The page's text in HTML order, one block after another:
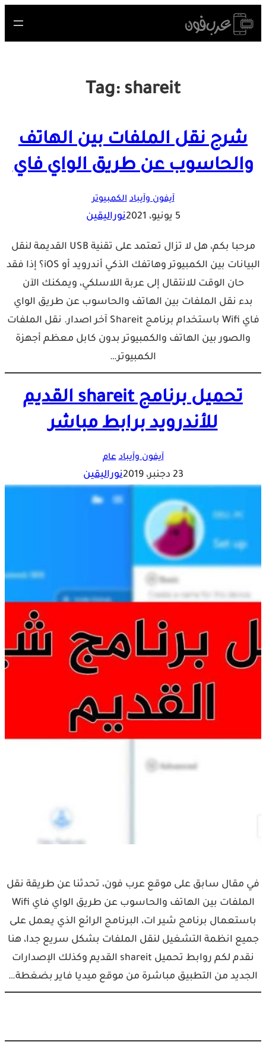
Skip
to
Tag: shareit
شرح نقل الملفات بين الهاتف
والحاسوب عن طريق الواي فاي
آيفون وآيباد الكمبيوتر
5 يونيو، 2021 نوراليقين
مرحبا بكم، هل لا تزال تعتمد على تقنية USB القديمة لنقل
البيانات بين الكمبيوتر وهاتفك الذكي أندرويد أو iOS؟ إذا فقد
حان الوقت للانتقال إلى عربة اللاسلكي، ويمكنك الآن
بدء نقل الملفات بين الهاتف والحاسوب عن طريق الواي
فاي Wifi باستخدام برنامج Shareit آخر اصدار. نقل الملفات
والصور بين الهاتف والكمبيوتر بدون كابل معظم أجهزة
الكمبيوتر…
تحميل برنامج shareit القديم
للأندرويد برابط مباشر
آيفون وآيباد عام
23 دجنبر، 2019 نوراليقين
في مقال سابق على موقع عرب فون، تحدثنا عن طريقة نقل
الملفات بين الهاتف والحاسوب عن طريق الواي فاي Wifi
باستعمال برنامج شير ات، البرنامج الرائع الذي يعمل على
جميع انظمة التشغيل لنقل الملفات بشكل سريع جدا، هنا
نقدم لكم روابط تحميل shareit القديم وكذلك الإصدارات
الجديد من التطبيق مباشرة من موقع ميديا فاير بضغطة…